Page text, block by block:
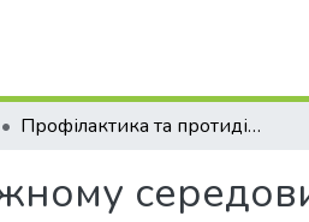
Профілактика та протидія булінгу у молодіжному середовищі